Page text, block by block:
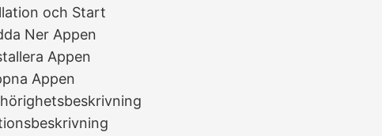
och Start
Ner Appen
Appen
Appen